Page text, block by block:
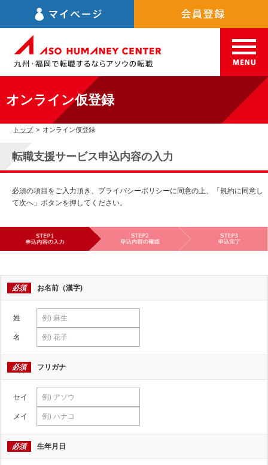
オンライン仮登録
トップ > オンライン仮登録
転職支援サービス申込内容の入力
必須の項目をご入力頂き、プライバシーポリシーに同意の上、「規約に同意し
て次へ」ボタンを押してください。
必須 お名前（漢字)
姓
名
必須 フリガナ
セイ
メイ
必須 生年月日